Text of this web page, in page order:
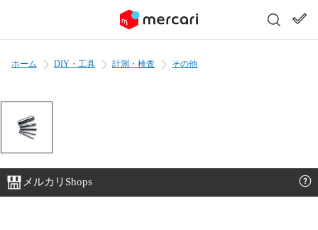
ホーム DIY・工具 計測・検査 その他
メルカリShops